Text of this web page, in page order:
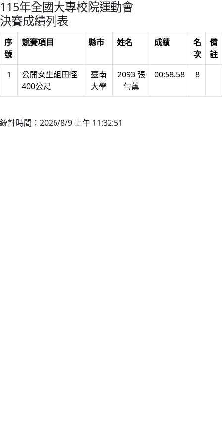
115年全國大專校院運動會
決賽成績列表
序
號
競賽項目 縣市 姓名 成績
名
次
備
註
1
公開女生組田徑
400公尺
臺南
大學
2093 張
勻薰
00:58.58 8
統計時間：2026/8/9 上午 11:32:51